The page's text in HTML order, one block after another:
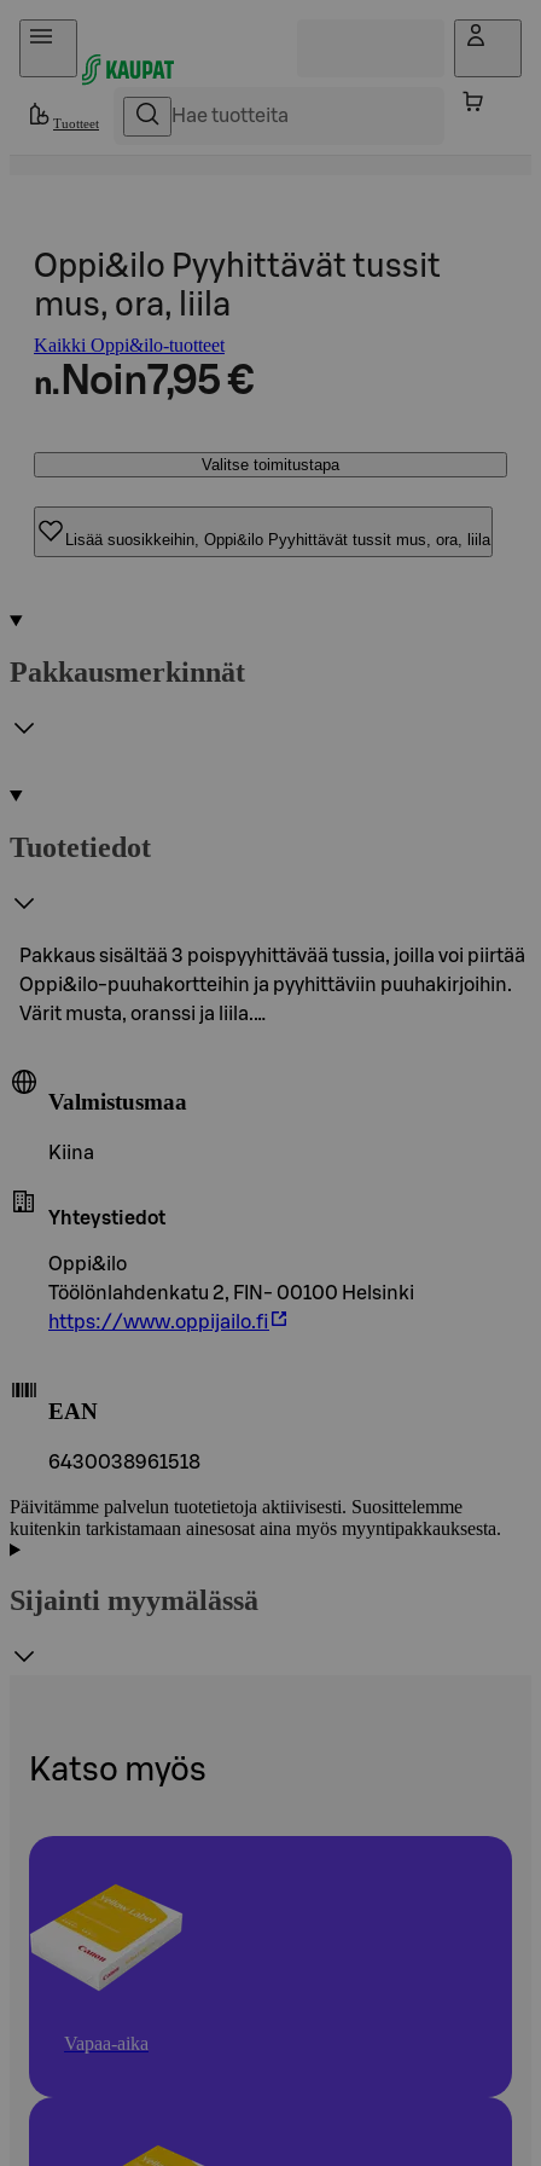
Hyppää sisältöön
Tuotteet
Oppi&ilo Pyyhittävät tussit
mus, ora, liila
Kaikki Oppi&ilo-tuotteet
n. Noin7,95 €
Valitse toimitustapa
Lisää suosikkeihin, Oppi&ilo Pyyhittävät tussit mus, ora, liila
Pakkausmerkinnät
Tuotetiedot
Pakkaus sisältää 3 poispyyhittävää tussia, joilla voi piirtää
Oppi&ilo-puuhakortteihin ja pyyhittäviin puuhakirjoihin.
Värit musta, oranssi ja liila.…
Valmistusmaa
Kiina
Yhteystiedot
Oppi&ilo
Töölönlahdenkatu 2, FIN- 00100 Helsinki
https://www.oppijailo.fi
EAN
6430038961518
Päivitämme palvelun tuotetietoja aktiivisesti. Suosittelemme
kuitenkin tarkistamaan ainesosat aina myös myyntipakkauksesta.
Sijainti myymälässä
Katso myös
Vapaa-aika